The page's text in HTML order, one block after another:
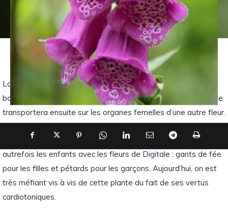
La fécondation des digitales incombe principalement aux
bourdons. En butinant, le pollen se dépose sur son corps et il le
transportera ensuite sur les organes femelles d’une autre fleur.
Marie GIRAD évoque aussi les jeux que confectionnaient
autrefois les enfants avec les fleurs de Digitale : gants de fée
pour les filles et pétards pour les garçons. Aujourd’hui, on est
très méfiant vis à vis de cette plante du fait de ses vertus
cardiotoniques.